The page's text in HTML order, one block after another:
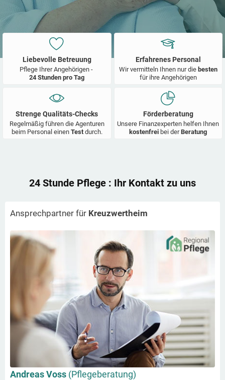
Liebevolle Betreuung
Pflege Ihrer Angehörigen -
24 Stunden pro Tag
Erfahrenes Personal
Wir vermitteln Ihnen nur die besten
für ihre Angehörigen
Strenge Qualitäts-Checks
Regelmäßig führen die Agenturen
beim Personal einen Test durch.
Förderberatung
Unsere Finanzexperten helfen Ihnen
kostenfrei bei derBeratung
24 Stunde Pflege : Ihr Kontakt zu uns
Ansprechpartner für Kreuzwertheim
Andreas Voss (Pflegeberatung)